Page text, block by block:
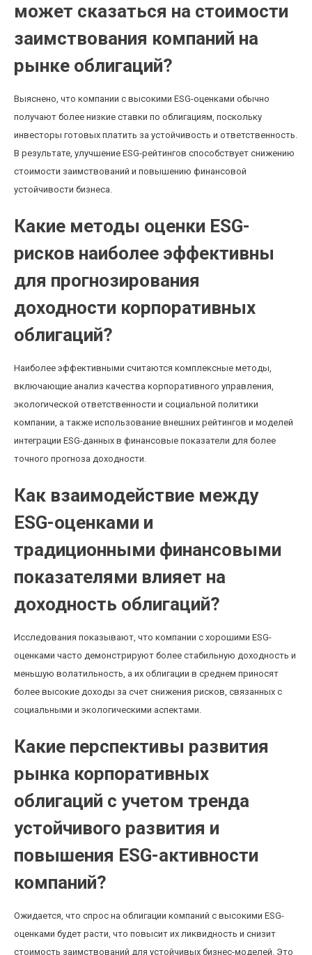
может сказаться на стоимости
заимствования компаний на
рынке облигаций?
Выяснено, что компании с высокими ESG-оценками обычно
получают более низкие ставки по облигациям, поскольку
инвесторы готовых платить за устойчивость и ответственность.
В результате, улучшение ESG-рейтингов способствует снижению
стоимости заимствований и повышению финансовой
устойчивости бизнеса.
Какие методы оценки ESG-
рисков наиболее эффективны
для прогнозирования
доходности корпоративных
облигаций?
Наиболее эффективными считаются комплексные методы,
включающие анализ качества корпоративного управления,
экологической ответственности и социальной политики
компании, а также использование внешних рейтингов и моделей
интеграции ESG-данных в финансовые показатели для более
точного прогноза доходности.
Как взаимодействие между
ESG-оценками и
традиционными финансовыми
показателями влияет на
доходность облигаций?
Исследования показывают, что компании с хорошими ESG-
оценками часто демонстрируют более стабильную доходность и
меньшую волатильность, а их облигации в среднем приносят
более высокие доходы за счет снижения рисков, связанных с
социальными и экологическими аспектами.
Какие перспективы развития
рынка корпоративных
облигаций с учетом тренда
устойчивого развития и
повышения ESG-активности
компаний?
Ожидается, что спрос на облигации компаний с высокими ESG-
оценками будет расти, что повысит их ликвидность и снизит
стоимость заимствований для устойчивых бизнес-моделей. Это